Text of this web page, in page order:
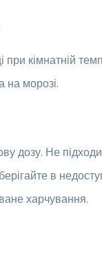
при кімнатній
морозі.
дозу. Не
в
харчування.